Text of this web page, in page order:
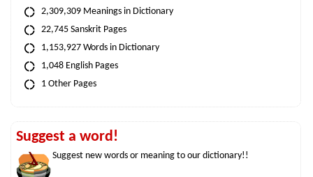
2,309,309 Meanings in Dictionary
22,745 Sanskrit Pages
1,153,927 Words in Dictionary
1,048 English Pages
1 Other Pages
Suggest a word!
Suggest new words or meaning to our dictionary!!